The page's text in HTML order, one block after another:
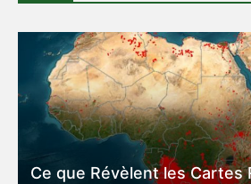
Ce que Révèlent les Cartes